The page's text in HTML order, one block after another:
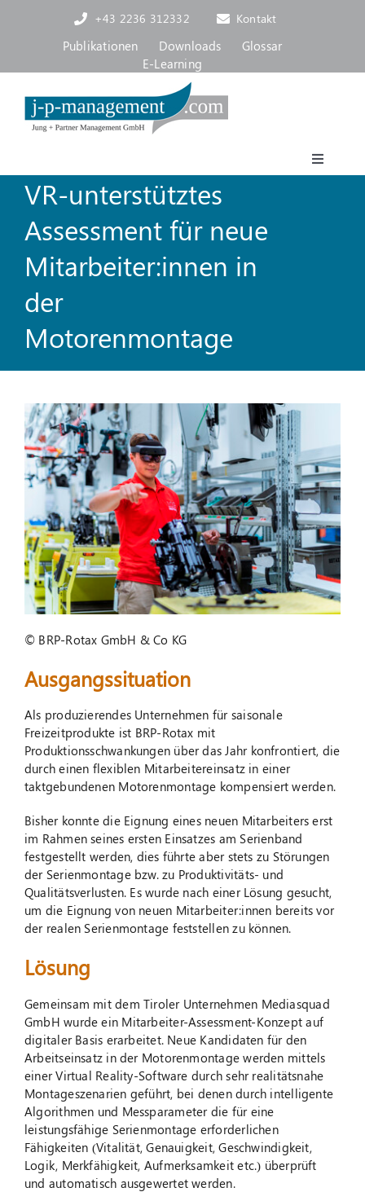
+43 2236 312332 Kontakt
Publikationen Downloads
Glossar
E-Learning
Toggle
Akademie
Consulting, Coaching
Über uns
Suche
nach:
VR-unterstütztes
Assessment für neue
Mitarbeiter:innen in
der
Motorenmontage
© BRP-Rotax GmbH & Co KG
Ausgangssituation
Als produzierendes Unternehmen für saisonale
Freizeitprodukte ist BRP-Rotax mit
Produktionsschwankungen über das Jahr konfrontiert, die
durch einen flexiblen Mitarbeitereinsatz in einer
taktgebundenen Motorenmontage kompensiert werden.
Bisher konnte die Eignung eines neuen Mitarbeiters erst
im Rahmen seines ersten Einsatzes am Serienband
festgestellt werden, dies führte aber stets zu Störungen
der Serienmontage bzw. zu Produktivitäts- und
Qualitätsverlusten. Es wurde nach einer Lösung gesucht,
um die Eignung von neuen Mitarbeiter:innen bereits vor
der realen Serienmontage feststellen zu können.
Lösung
Gemeinsam mit dem Tiroler Unternehmen Mediasquad
GmbH wurde ein Mitarbeiter-Assessment-Konzept auf
digitaler Basis erarbeitet. Neue Kandidaten für den
Arbeitseinsatz in der Motorenmontage werden mittels
einer Virtual Reality-Software durch sehr realitätsnahe
Montageszenarien geführt, bei denen durch intelligente
Algorithmen und Messparameter die für eine
leistungsfähige Serienmontage erforderlichen
Fähigkeiten (Vitalität, Genauigkeit, Geschwindigkeit,
Logik, Merkfähigkeit, Aufmerksamkeit etc.) überprüft
und automatisch ausgewertet werden.